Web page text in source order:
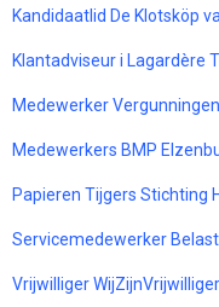
Kandidaatlid De Klotsköp
Klantadviseur i Lagardère
Medewerker
Medewerkers BMP
Papieren Tijgers Stichting
Servicemedewerker
Vrijwilliger